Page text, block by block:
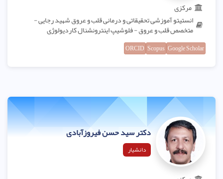
مرکزی
انستیتو آموزشی تحقیقاتی و درمانی قلب و عروق شهید رجایی -
متخصص قلب و عروق - فلوشیپ اینترونشنال کاردیولوژی
Google Scholar
Scopus
ORCID
دکتر سید حسن فیروزآبادی
دانشیار